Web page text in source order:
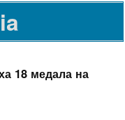
18 медала на